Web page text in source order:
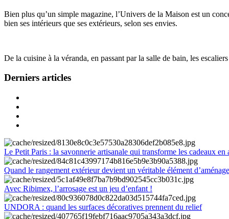
Bien plus qu’un simple magazine, l’Univers de la Maison est un
bien ses intérieurs que ses extérieurs, selon ses envies.
De la cuisine à la véranda, en passant par la salle de bain, les
Derniers articles
Le Petit Paris : la savonnerie artisanale qui transforme les cadeaux en
Quand le rangement extérieur devient un véritable élément
Avec Ribimex, l’arrosage est un jeu d’enfant !
UNDORA : quand les surfaces décoratives prennent du relief